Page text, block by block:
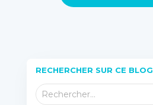
RECHERCHER SUR CE BLOG
R Rechercher…